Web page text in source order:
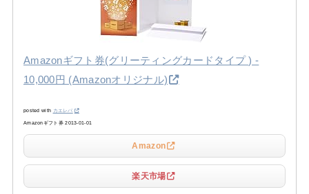
Amazonギフト券(グリーティングカードタイプ ) -
10,000円 (Amazonオリジナル)
posted with カエレバ
Amazonギフト券 2013-01-01
Amazon
楽天市場